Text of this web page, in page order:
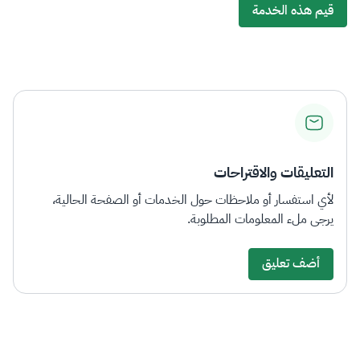
قيم هذه الخدمة
التعليقات والاقتراحات
لأي استفسار أو ملاحظات حول الخدمات أو الصفحة الحالية،
يرجى ملء المعلومات المطلوبة.
أضف تعليق